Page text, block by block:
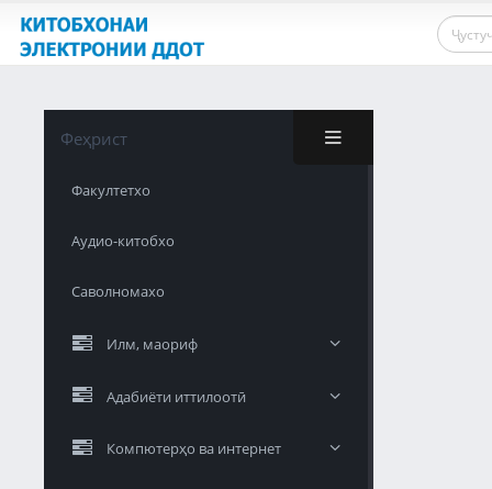
Феҳрист
Факултетхо
Аудио-китобхо
Саволномахо
Илм, маориф
Адабиёти иттилоотӣ
Компютерҳо ва интернет